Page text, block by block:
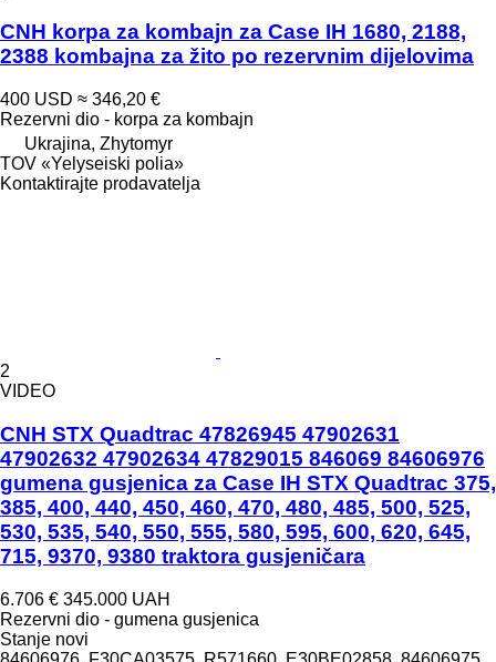
CNH korpa za kombajn za Case IH 1680, 2188,
2388 kombajna za žito po rezervnim dijelovima
400 USD ≈ 346,20 €
Rezervni dio - korpa za kombajn
Ukrajina, Zhytomyr
TOV «Yelyseiski polia»
Kontaktirajte prodavatelja
2
VIDEO
CNH STX Quadtrac 47826945 47902631
47902632 47902634 47829015 846069 84606976
gumena gusjenica za Case IH STX Quadtrac 375,
385, 400, 440, 450, 460, 470, 480, 485, 500, 525,
530, 535, 540, 550, 555, 580, 595, 600, 620, 645,
715, 9370, 9380 traktora gusjeničara
6.706 € 345.000 UAH
Rezervni dio - gumena gusjenica
Stanje novi